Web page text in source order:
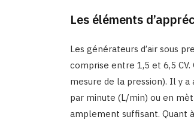
Les éléments
Les générateurs d’air sous
comprise entre 1,5 et 6,5
mesure de la pression). Il y a
par minute (L/min) ou en
amplement suffisant. Quant